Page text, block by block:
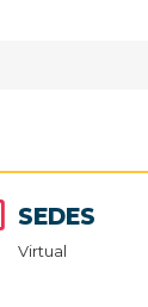
SEDES
Virtual